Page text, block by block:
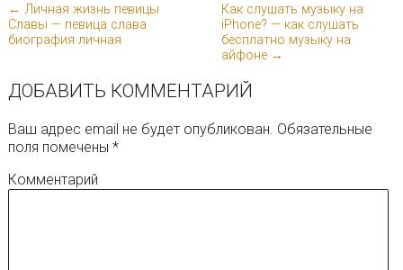
← Личная жизнь певицы
Славы — певица слава
биография личная
Как слушать музыку на
iPhone? — как слушать
бесплатно музыку на
айфоне →
ДОБАВИТЬ КОММЕНТАРИЙ
Ваш адрес email не будет опубликован. Обязательные
поля помечены *
Комментарий